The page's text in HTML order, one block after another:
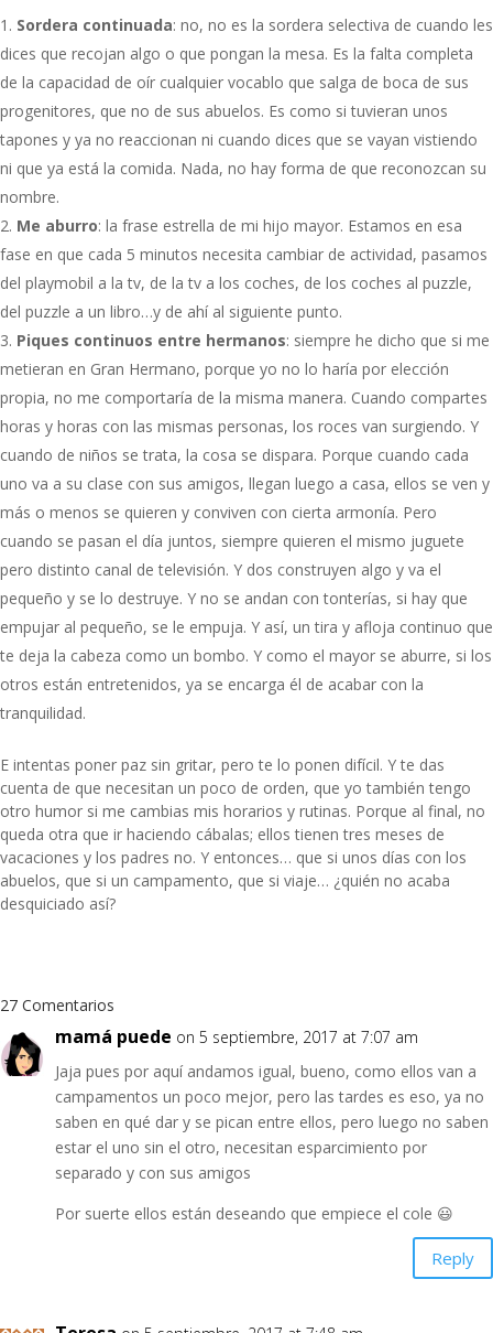
Sordera continuada: no, no es la sordera selectiva de cuando les
dices que recojan algo o que pongan la mesa. Es la falta completa
de la capacidad de oír cualquier vocablo que salga de boca de sus
progenitores, que no de sus abuelos. Es como si tuvieran unos
tapones y ya no reaccionan ni cuando dices que se vayan vistiendo
ni que ya está la comida. Nada, no hay forma de que reconozcan su
nombre.
Me aburro: la frase estrella de mi hijo mayor. Estamos en esa
fase en que cada 5 minutos necesita cambiar de actividad, pasamos
del playmobil a la tv, de la tv a los coches, de los coches al puzzle,
del puzzle a un libro…y de ahí al siguiente punto.
Piques continuos entre hermanos: siempre he dicho que si me
metieran en Gran Hermano, porque yo no lo haría por elección
propia, no me comportaría de la misma manera. Cuando compartes
horas y horas con las mismas personas, los roces van surgiendo. Y
cuando de niños se trata, la cosa se dispara. Porque cuando cada
uno va a su clase con sus amigos, llegan luego a casa, ellos se ven y
más o menos se quieren y conviven con cierta armonía. Pero
cuando se pasan el día juntos, siempre quieren el mismo juguete
pero distinto canal de televisión. Y dos construyen algo y va el
pequeño y se lo destruye. Y no se andan con tonterías, si hay que
empujar al pequeño, se le empuja. Y así, un tira y afloja continuo que
te deja la cabeza como un bombo. Y como el mayor se aburre, si los
otros están entretenidos, ya se encarga él de acabar con la
tranquilidad.
E intentas poner paz sin gritar, pero te lo ponen difícil. Y te das
cuenta de que necesitan un poco de orden, que yo también tengo
otro humor si me cambias mis horarios y rutinas. Porque al final, no
queda otra que ir haciendo cábalas; ellos tienen tres meses de
vacaciones y los padres no. Y entonces… que si unos días con los
abuelos, que si un campamento, que si viaje… ¿quién no acaba
desquiciado así?
27 Comentarios
mamá puede on 5 septiembre, 2017 at 7:07 am
Jaja pues por aquí andamos igual, bueno, como ellos van a
campamentos un poco mejor, pero las tardes es eso, ya no
saben en qué dar y se pican entre ellos, pero luego no saben
estar el uno sin el otro, necesitan esparcimiento por
separado y con sus amigos
Por suerte ellos están deseando que empiece el cole 😃
Reply